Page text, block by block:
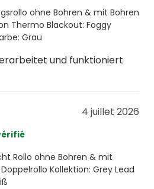
ohne Bohren & mit Bohren
Thermo Blackout: Foggy
Grau
und funktioniert
4 juillet 2026
Rollo ohne Bohren & mit
Kollektion: Grey Lead